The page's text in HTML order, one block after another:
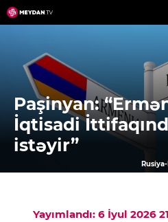
Skip
to
Paşinyan:
İqtisadi
istəyir”
Yayımlandı: 6 İyul 2026